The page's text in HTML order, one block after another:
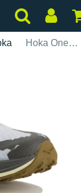
Hoka One One Torrent 4